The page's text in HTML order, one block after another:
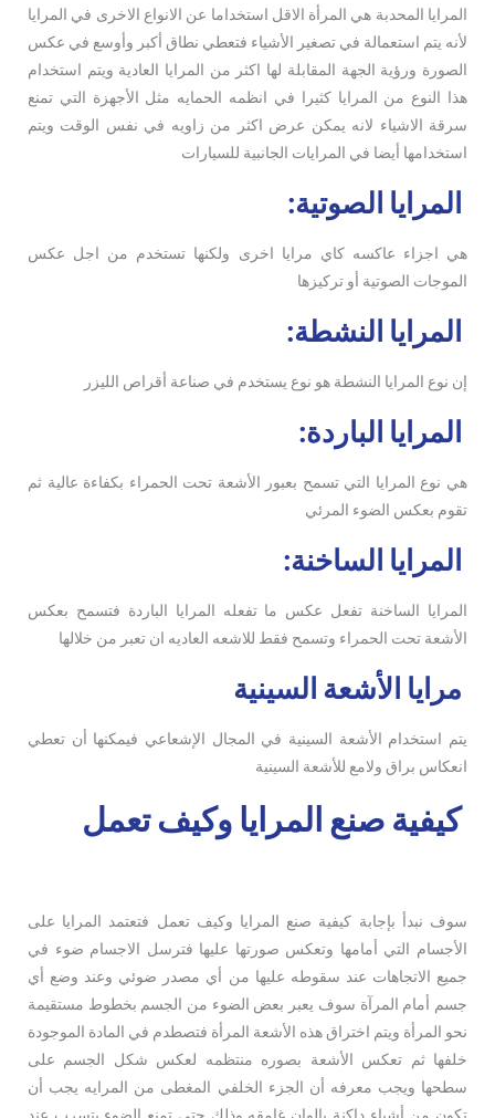
المرايا المحدبة هي المرأة الاقل استخداما عن الانواع الاخرى في المرايا
لأنه يتم استعمالة في تصغير الأشياء فتعطي نطاق أكبر وأوسع في عكس
الصورة ورؤية الجهة المقابلة لها اكثر من المرايا العادية ويتم استخدام
هذا النوع من المرايا كثيرا في انظمه الحمايه مثل الأجهزة التي تمنع
سرقة الاشياء لانه يمكن عرض اكثر من زاويه في نفس الوقت ويتم
استخدامها أيضا في المرايات الجانبية للسيارات
المرايا الصوتية:
هي اجزاء عاكسه كاي مرايا اخرى ولكنها تستخدم من اجل عكس
الموجات الصوتية أو تركيزها
المرايا النشطة:
إن نوع المرايا النشطة هو نوع يستخدم في صناعة أقراص الليزر
المرايا الباردة:
هي نوع المرايا التي تسمح بعبور الأشعة تحت الحمراء بكفاءة عالية ثم
تقوم بعكس الضوء المرئي
المرايا الساخنة:
المرايا الساخنة تفعل عكس ما تفعله المرايا الباردة فتسمح بعكس
الأشعة تحت الحمراء وتسمح فقط للاشعه العاديه ان تعبر من خلالها
مرايا الأشعة السينية
يتم استخدام الأشعة السينية في المجال الإشعاعي فيمكنها أن تعطي
انعكاس براق ولامع للأشعة السينية
كيفية صنع المرايا وكيف تعمل
سوف نبدأ بإجابة كيفية صنع المرايا وكيف تعمل فتعتمد المرايا على
الأجسام التي أمامها وتعكس صورتها عليها فترسل الاجسام ضوء في
جميع الاتجاهات عند سقوطه عليها من أي مصدر ضوئي وعند وضع أي
جسم أمام المرآة سوف يعبر بعض الضوء من الجسم بخطوط مستقيمة
نحو المرأة ويتم اختراق هذه الأشعة المرأة فتصطدم في المادة الموجودة
خلفها ثم تعكس الأشعة بصوره منتظمه لعكس شكل الجسم على
سطحها ويجب معرفه أن الجزء الخلفي المغطى من المرايه يجب أن